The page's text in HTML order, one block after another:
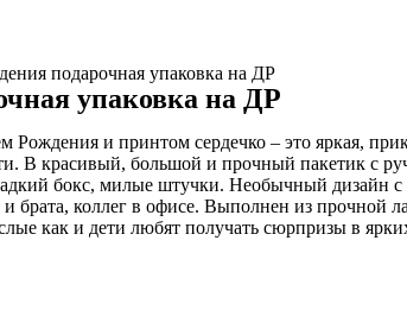
подарочная упаковка на ДР
упаковка на ДР
и принтом сердечко – это яркая,
В красивый, большой и прочный пакетик с
бокс, милые штучки. Необычный
брата, коллег в офисе. Выполнен из прочной
как и дети любят получать сюрпризы в